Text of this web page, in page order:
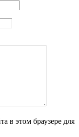
в этом браузере для